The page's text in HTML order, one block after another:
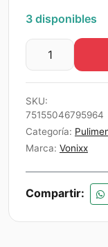
3 disponibles
VONIXX
PULIMENTO
CORTE
MEDIO
V20
500
SKU:
75155046795964
Categoría:
Marca: Vonixx
Compartir: